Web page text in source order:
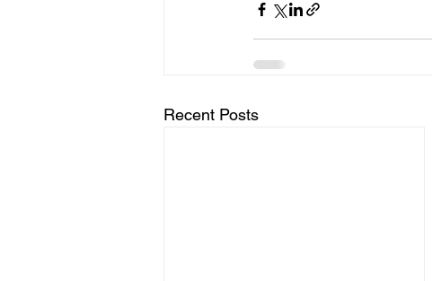
Recent Posts